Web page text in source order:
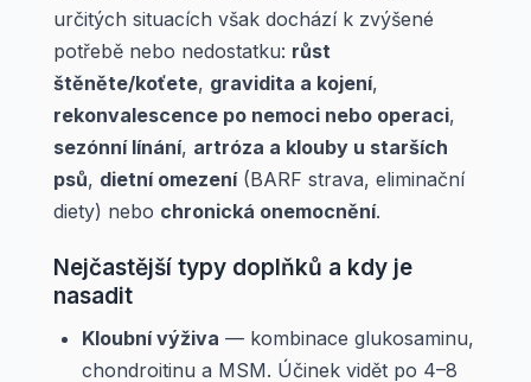
určitých situacích však dochází k zvýšené
potřebě nebo nedostatku: růst
štěněte/koťete, gravidita a kojení,
rekonvalescence po nemoci nebo operaci,
sezónní línání, artróza a klouby u starších
psů, dietní omezení(BARF strava, eliminační
diety) nebo chronická onemocnění.
Nejčastější typy doplňků a kdy je
nasadit
Kloubní výživa — kombinace glukosaminu,
chondroitinu a MSM. Účinek vidět po 4–8